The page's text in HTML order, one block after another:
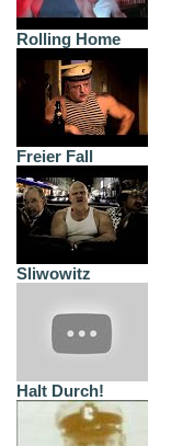
Rolling Home
Freier Fall
Sliwowitz
Halt Durch!